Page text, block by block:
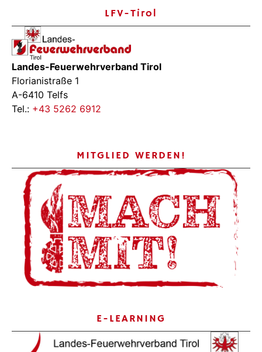
LFV-Tirol
Landes-Feuerwehrverband Tirol
Florianistraße 1
A-6410 Telfs
Tel.: +43 5262 6912
MITGLIED WERDEN!
E-LEARNING